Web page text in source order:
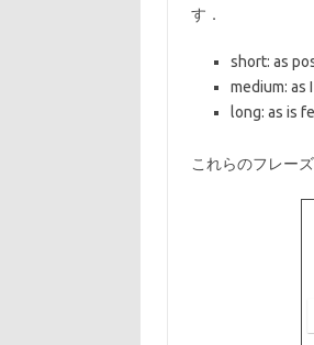
す．
short: as
medium: as
long: as is
これらのフレー